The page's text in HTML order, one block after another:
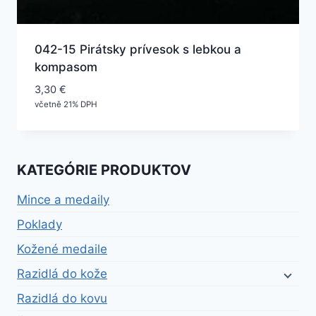
042-15 Pirátsky prívesok s lebkou a
kompasom
3,30 €
včetně 21% DPH
KATEGÓRIE PRODUKTOV
Mince a medaily
Poklady
Kožené medaile
Razidlá do kože
Razidlá do kovu